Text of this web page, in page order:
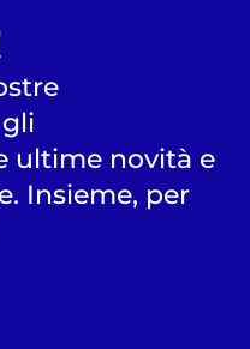
ultime novità e
Insieme, per